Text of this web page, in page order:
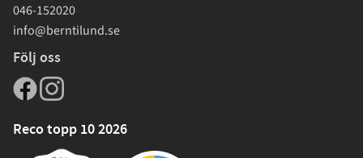
046-152020
info@berntilund.se
Följ oss
Reco topp 10 2026